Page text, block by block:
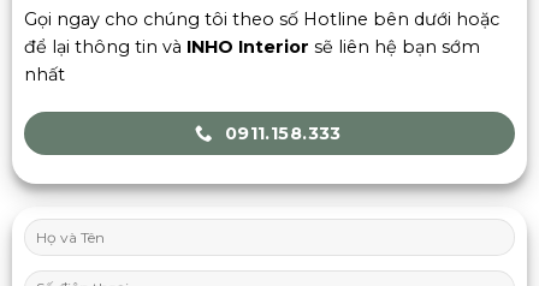
Gọi ngay cho chúng tôi theo số Hotline bên dưới hoặc
để lại thông tin và INHO Interior sẽ liên hệ bạn sớm
nhất
0911.158.333